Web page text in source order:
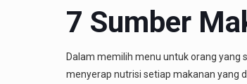
7 Sumber
Dalam memilih menu untuk orang yang
menyerap nutrisi setiap makanan yang